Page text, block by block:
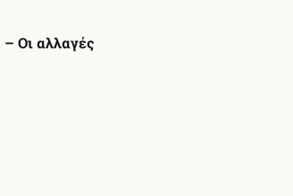
– Οι αλλαγές